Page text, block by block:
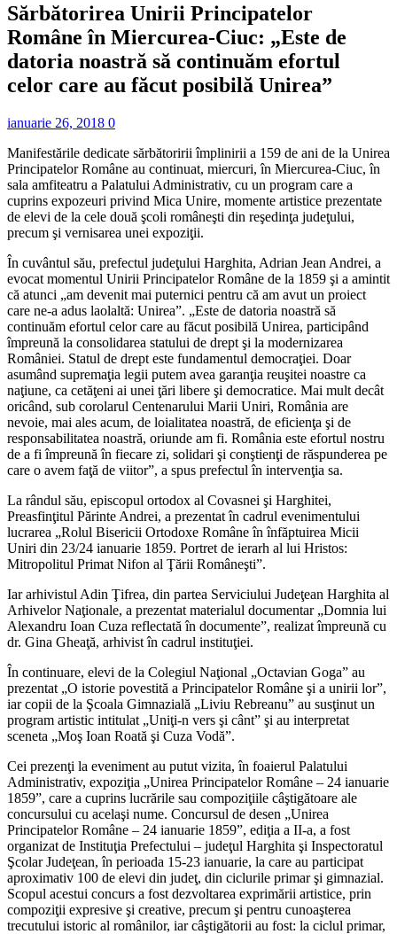
Sărbătorirea Unirii Principatelor
Române în Miercurea-Ciuc: „Este de
datoria noastră să continuăm efortul
celor care au făcut posibilă Unirea”
ianuarie 26, 2018 0
Manifestările dedicate sărbătoririi împlinirii a 159 de ani de la Unirea
Principatelor Române au continuat, miercuri, în Miercurea-Ciuc, în
sala amfiteatru a Palatului Administrativ, cu un program care a
cuprins expozeuri privind Mica Unire, momente artistice prezentate
de elevi de la cele două şcoli româneşti din reşedinţa judeţului,
precum şi vernisarea unei expoziţii.
În cuvântul său, prefectul judeţului Harghita, Adrian Jean Andrei, a
evocat momentul Unirii Principatelor Române de la 1859 şi a amintit
că atunci „am devenit mai puternici pentru că am avut un proiect
care ne-a adus laolaltă: Unirea”. „Este de datoria noastră să
continuăm efortul celor care au făcut posibilă Unirea, participând
împreună la consolidarea statului de drept şi la modernizarea
României. Statul de drept este fundamentul democraţiei. Doar
asumând supremaţia legii putem avea garanţia reuşitei noastre ca
naţiune, ca cetăţeni ai unei ţări libere şi democratice. Mai mult decât
oricând, sub corolarul Centenarului Marii Uniri, România are
nevoie, mai ales acum, de loialitatea noastră, de eficienţa şi de
responsabilitatea noastră, oriunde am fi. România este efortul nostru
de a fi împreună în fiecare zi, solidari şi conştienţi de răspunderea pe
care o avem faţă de viitor”, a spus prefectul în intervenţia sa.
La rândul său, episcopul ortodox al Covasnei şi Harghitei,
Preasfinţitul Părinte Andrei, a prezentat în cadrul evenimentului
lucrarea „Rolul Bisericii Ortodoxe Române în înfăptuirea Micii
Uniri din 23/24 ianuarie 1859. Portret de ierarh al lui Hristos:
Mitropolitul Primat Nifon al Ţării Româneşti”.
Iar arhivistul Adin Ţifrea, din partea Serviciului Judeţean Harghita al
Arhivelor Naţionale, a prezentat materialul documentar „Domnia lui
Alexandru Ioan Cuza reflectată în documente”, realizat împreună cu
dr. Gina Gheaţă, arhivist în cadrul instituţiei.
În continuare, elevi de la Colegiul Naţional „Octavian Goga” au
prezentat „O istorie povestită a Principatelor Române şi a unirii lor”,
iar copii de la Şcoala Gimnazială „Liviu Rebreanu” au susţinut un
program artistic intitulat „Uniţi-n vers şi cânt” şi au interpretat
sceneta „Moş Ioan Roată şi Cuza Vodă”.
Cei prezenţi la eveniment au putut vizita, în foaierul Palatului
Administrativ, expoziţia „Unirea Principatelor Române – 24 ianuarie
1859”, care a cuprins lucrările sau compoziţiile câştigătoare ale
concursului cu acelaşi nume. Concursul de desen „Unirea
Principatelor Române – 24 ianuarie 1859”, ediţia a II-a, a fost
organizat de Instituţia Prefectului – judeţul Harghita şi Inspectoratul
Şcolar Judeţean, în perioada 15-23 ianuarie, la care au participat
aproximativ 100 de elevi din judeţ, din ciclurile primar şi gimnazial.
Scopul acestui concurs a fost dezvoltarea exprimării artistice, prin
compoziţii expresive şi creative, precum şi pentru cunoaşterea
trecutului istoric al românilor, iar câştigătorii au fost: la ciclul primar,